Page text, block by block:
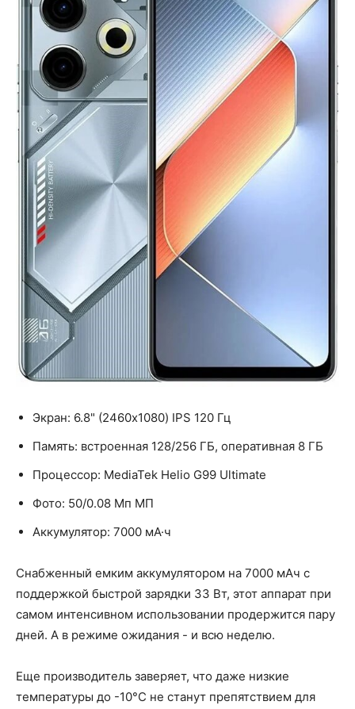
Экран: 6.8" (2460x1080) IPS 120 Гц
Память: встроенная 128/256 ГБ, оперативная 8 ГБ
Процессор: MediaTek Helio G99 Ultimate
Фото: 50/0.08 Мп МП
Аккумулятор: 7000 мА·ч
Снабженный емким аккумулятором на 7000 мАч с
поддержкой быстрой зарядки 33 Вт, этот аппарат при
самом интенсивном использовании продержится пару
дней. А в режиме ожидания - и всю неделю.
Еще производитель заверяет, что даже низкие
температуры до -10°C не станут препятствием для